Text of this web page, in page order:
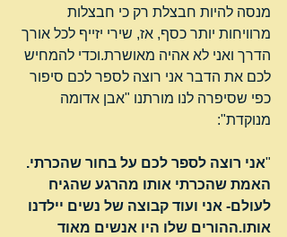
מנסה להיות חבצלת רק כי חבצלות
מרוויחות יותר כסף, אז, שירי יזייף לכל אורך
הדרך ואני לא אהיה מאושרת.וכדי להמחיש
לכם את הדבר אני רוצה לספר לכם סיפור
כפי שסיפרה לנו מורתנו "אבן אדומה
מנוקדת":
"אני רוצה לספר לכם על בחור שהכרתי.
האמת שהכרתי אותו מהרגע שהגיח
לעולם- אני ועוד קבוצה של נשים יילדנו
אותו.ההורים שלו היו אנשים מאוד